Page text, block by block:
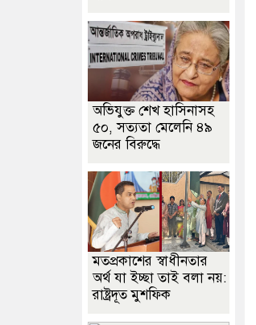
অভিযুক্ত শেখ হাসিনাসহ
৫০, সত্যতা মেলেনি ৪৯
জনের বিরুদ্ধে
মতপ্রকাশের স্বাধীনতার
অর্থ যা ইচ্ছা তাই বলা নয়:
রাষ্ট্রদূত মুশফিক